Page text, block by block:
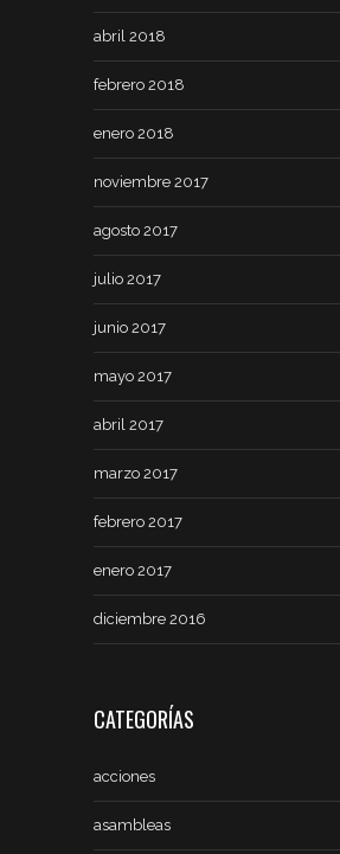
abril 2018
febrero 2018
enero 2018
noviembre 2017
agosto 2017
julio 2017
junio 2017
mayo 2017
abril 2017
marzo 2017
febrero 2017
enero 2017
diciembre 2016
CATEGORÍAS
acciones
asambleas